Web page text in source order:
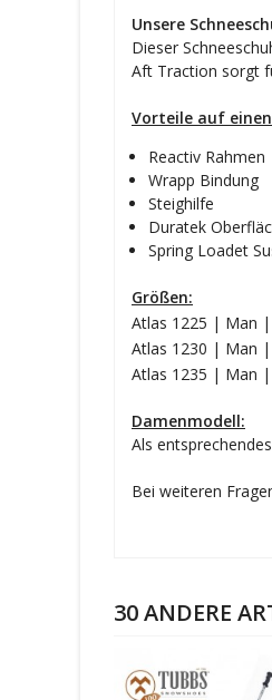
Unsere
Dieser
Aft Traction sorgt
Vorteile auf
Reactiv Rahmen
Wrapp Bindung
Steighilfe
Duratek
Spring Loadet
Größen:
Atlas 1225 | Man
Atlas 1230 | Man
Atlas 1235 | Man
Damenmodell:
Als
Bei weiteren
30 ANDERE